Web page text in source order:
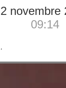
2 novembre
09:14